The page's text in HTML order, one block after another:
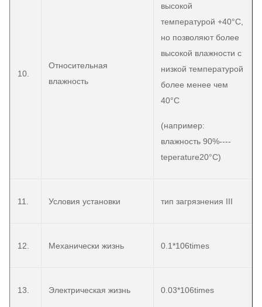
10.
Относительная
влажность
высокой
температурой +40°C,
но позволяют более
высокой влажности с
низкой температурой
более менее чем
40°C
(например:
влажность 90%----
teperature20°C)
11. Условия установки тип загрязнения III
12. Механически жизнь 0.1*106times
13. Электрическая жизнь 0.03*106times